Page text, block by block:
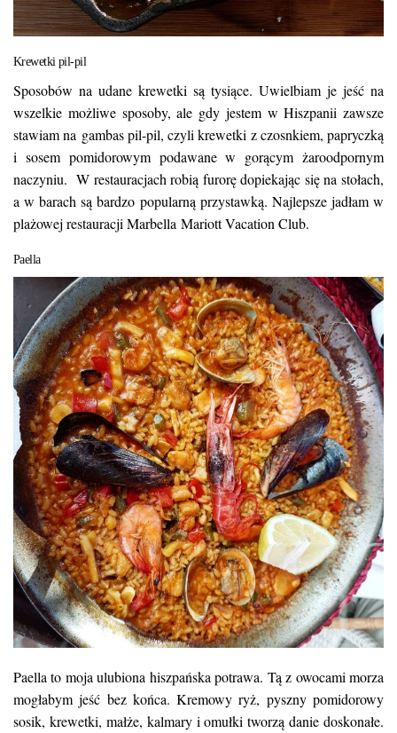
Krewetki pil-pil
Sposobów na udane krewetki są tysiące. Uwielbiam je jeść na
wszelkie możliwe sposoby, ale gdy jestem w Hiszpanii zawsze
stawiam na gambas pil-pil, czyli krewetki z czosnkiem, papryczką
i sosem pomidorowym podawane w gorącym żaroodpornym
naczyniu. W restauracjach robią furorę dopiekając się na stołach,
a w barach są bardzo popularną przystawką. Najlepsze jadłam w
plażowej restauracjiMarbella Mariott Vacation Club.
Paella
Paella to moja ulubiona hiszpańska potrawa. Tą z owocami morza
mogłabym jeść bez końca. Kremowy ryż, pyszny pomidorowy
sosik, krewetki, małże, kalmary i omułki tworzą danie doskonałe.